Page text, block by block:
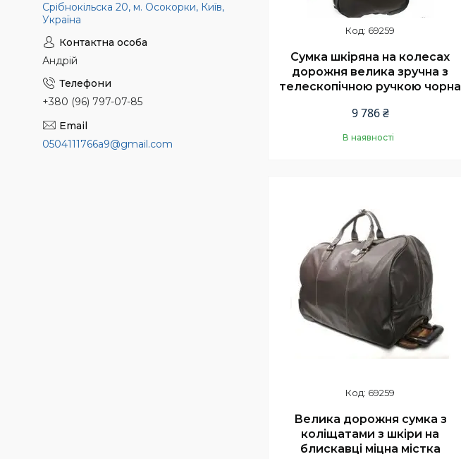
69259
Сумка шкіряна на колесах
дорожня велика зручна з
телескопічною ручкою чорна
9 786 ₴
В наявності
69259
Велика дорожня сумка з
коліщатами з шкіри на
блискавці міцна містка
Срібнокільска 20, м. Осокорки, Київ,
Україна
Андрій
+380 (96) 797-07-85
0504111766a9@gmail.com